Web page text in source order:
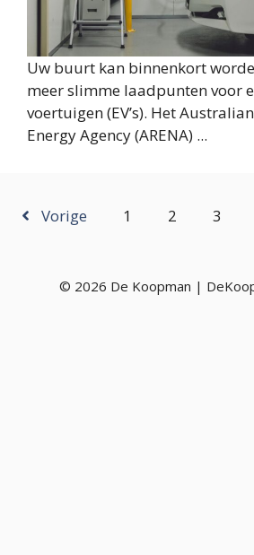
Uw buurt kan binnenkort
meer slimme laadpunten voor
voertuigen (EV’s). Het
Energy Agency (ARENA) ...
Vorige 1 2 3
© 2026 De Koopman |